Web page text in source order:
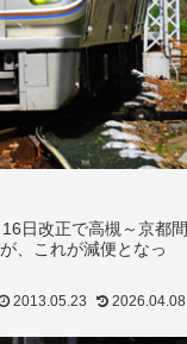
日改正で高槻～京都間
、これが減便となっ
2013.05.23 2026.04.08